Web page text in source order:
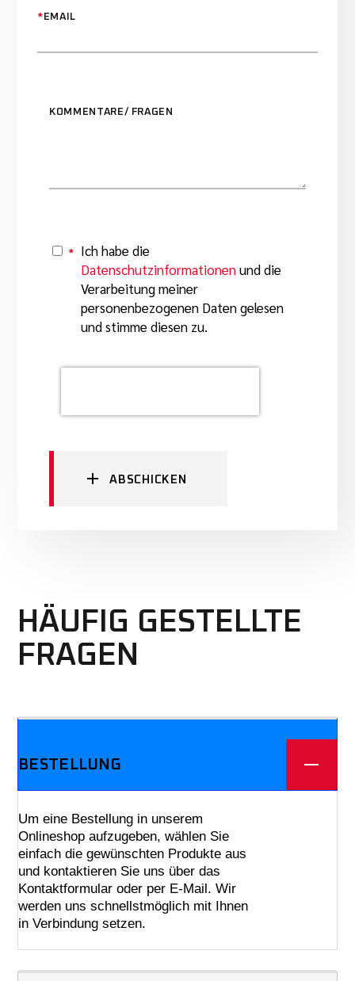
* EMAIL
KOMMENTARE/ FRAGEN
*
Ich habe die
Datenschutzinformationenund die
Verarbeitung meiner
personenbezogenen Daten gelesen
und stimme diesen zu.
ABSCHICKEN
HÄUFIG GESTELLTE
FRAGEN
BESTELLUNG
Um eine Bestellung in unserem
Onlineshop aufzugeben, wählen Sie
einfach die gewünschten Produkte aus
und kontaktieren Sie uns über das
Kontaktformular oder per E-Mail. Wir
werden uns schnellstmöglich mit Ihnen
in Verbindung setzen.